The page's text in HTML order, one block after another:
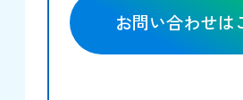
お問い合わせは